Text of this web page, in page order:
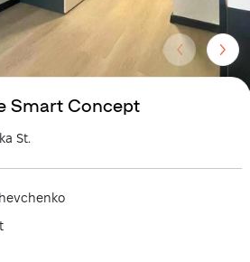
Smart Concept
St.